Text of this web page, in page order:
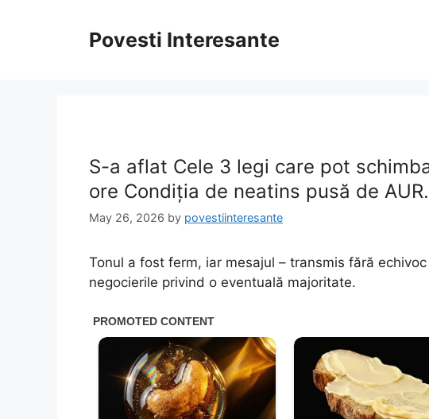
Povesti Interesante
S-a aflat Cele 3 legi care pot
ore Condiția de neatins pusă de AUR.
May 26, 2026 by povestiinteresante
Tonul a fost ferm, iar mesajul – transmis fără
negocierile privind o eventuală majoritate.